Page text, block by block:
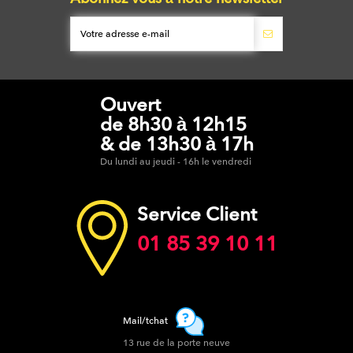
Ouvert
de 8h30 à 12h15
& de 13h30 à 17h
Du lundi au jeudi - 16h le vendredi
Service Client
01 85 39 10 11
Mail/tchat
13 rue de la porte neuve